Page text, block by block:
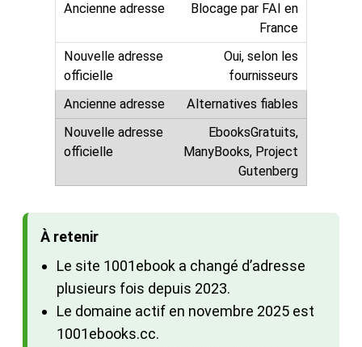
Blocage par FAI en
France
Oui, selon les
fournisseurs
Alternatives fiables
EbooksGratuits,
ManyBooks, Project
Gutenberg
À retenir
Le site 1001ebook a changé d’adresse
plusieurs fois depuis 2023.
Le domaine actif en novembre 2025 est
1001ebooks.cc.